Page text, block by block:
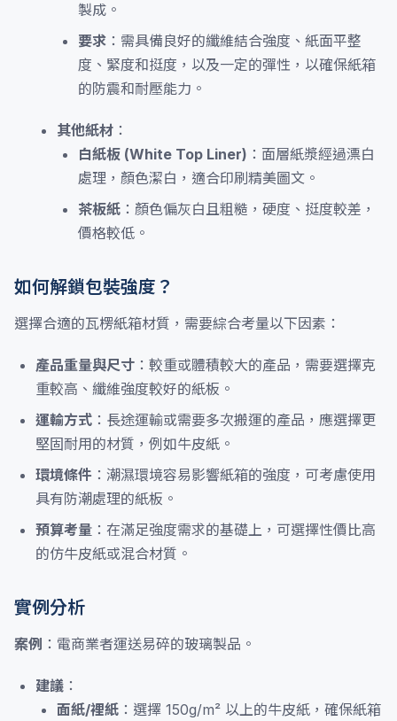
製成。
要求 ：需具備良好的纖維結合強度、紙面平整
度、緊度和挺度，以及一定的彈性，以確保紙箱
的防震和耐壓能力。
其他紙材 ：
白紙板 (White Top Liner) ：面層紙漿經過漂白
處理，顏色潔白，適合印刷精美圖文。
茶板紙 ：顏色偏灰白且粗糙，硬度、挺度較差，
價格較低。
如何解鎖包裝強度？
選擇合適的瓦楞紙箱材質，需要綜合考量以下因素：
產品重量與尺寸 ：較重或體積較大的產品，需要選擇克
重較高、纖維強度較好的紙板。
運輸方式 ：長途運輸或需要多次搬運的產品，應選擇更
堅固耐用的材質，例如牛皮紙。
環境條件 ：潮濕環境容易影響紙箱的強度，可考慮使用
具有防潮處理的紙板。
預算考量 ：在滿足強度需求的基礎上，可選擇性價比高
的仿牛皮紙或混合材質。
實例分析
案例 ：電商業者運送易碎的玻璃製品。
建議 ：
面紙/裡紙 ：選擇 150g/m² 以上的牛皮紙，確保紙箱